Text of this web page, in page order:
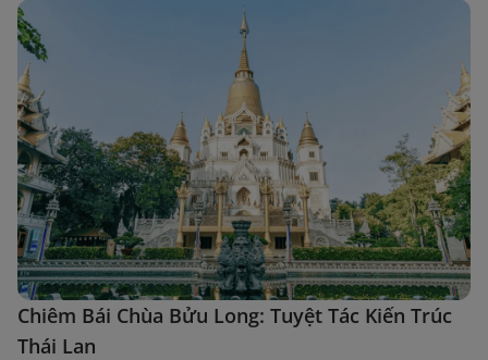
Chiêm Bái Chùa Bửu Long: Tuyệt Tác Kiến Trúc
Thái Lan